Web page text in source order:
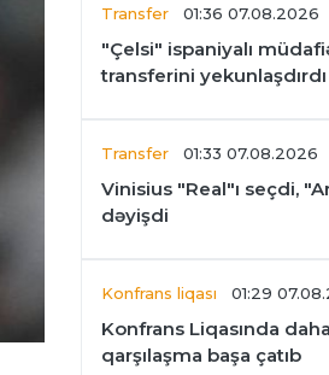
Transfer 01:36 07.08.2026
"Çelsi" ispaniyalı
transferini yekunlaşdırdı
Transfer 01:33 07.08.2026
Vinisius "Real"ı seçdi,
dəyişdi
Konfrans liqası 01:29
Konfrans Liqasında
qarşılaşma başa çatıb